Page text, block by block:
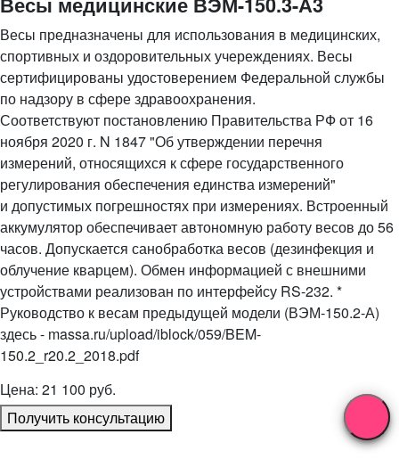
Весы предназначены для использования в медицинских,
спортивных и оздоровительных учереждениях. Весы
сертифицированы удостоверением Федеральной службы
по надзору в сфере здравоохранения.
Соответствуют постановлению Правительства РФ от 16
ноября 2020 г. N 1847 "Об утверждении перечня
измерений, относящихся к сфере государственного
регулирования обеспечения единства измерений"
и допустимых погрешностях при измерениях. Встроенный
аккумулятор обеспечивает автономную работу весов до 56
часов. Допускается санобработка весов (дезинфекция и
облучение кварцем). Обмен информацией с внешними
устройствами реализован по интерфейсу RS-232. *
Руководство к весам предыдущей модели (ВЭМ-150.2-А)
здесь - massa.ru/upload/iblock/059/BEM-
150.2_r20.2_2018.pdf
Цена: 21 100 руб.
Получить консультацию